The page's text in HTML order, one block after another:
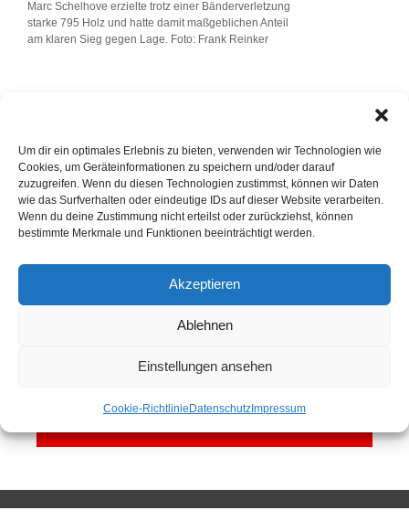
Um dir ein optimales Erlebnis zu bieten, verwenden wir Technologien wie
Cookies, um Geräteinformationen zu speichern und/oder darauf
zuzugreifen. Wenn du diesen Technologien zustimmst, können wir Daten
wie das Surfverhalten oder eindeutige IDs auf dieser Website verarbeiten.
Wenn du deine Zustimmung nicht erteilst oder zurückziehst, können
bestimmte Merkmale und Funktionen beeinträchtigt werden.
Akzeptieren
Ablehnen
Einstellungen ansehen
Cookie-RichtlinieDatenschutzImpressum
Marc Schelhove erzielte trotz einer Bänderverletzung
starke 795 Holz und hatte damit maßgeblichen Anteil
am klaren Sieg gegen Lage. Foto: Frank Reinker
Das ungewohnte Gefühl einer Niederlage